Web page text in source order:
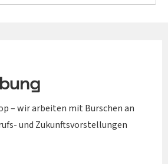
– wir arbeiten mit Burschen an
und Zukunftsvorstellungen